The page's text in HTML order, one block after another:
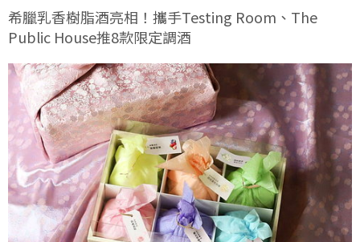
希臘乳香樹脂酒亮相！攜手Testing Room、The
Public House推8款限定調酒